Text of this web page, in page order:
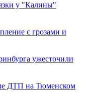
у "Калины"
с грозами и
ужесточили
ДТП на Тюменском